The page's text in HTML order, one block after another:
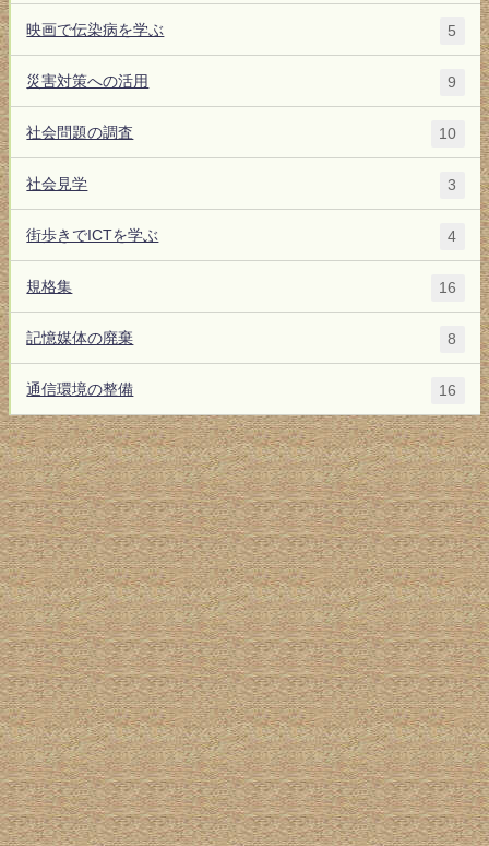
映画で伝染病を学ぶ 5
災害対策への活用 9
社会問題の調査 10
社会見学 3
街歩きでICTを学ぶ 4
規格集 16
記憶媒体の廃棄 8
通信環境の整備 16